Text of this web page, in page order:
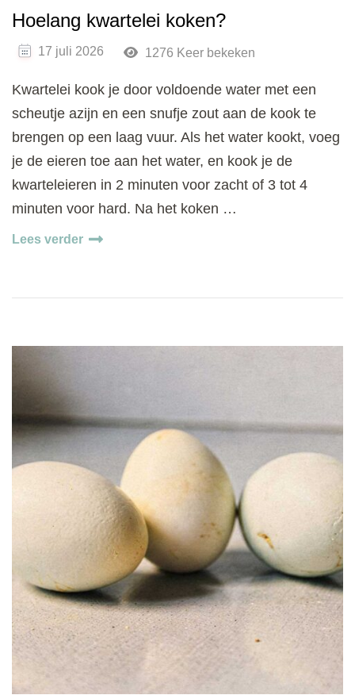
Hoelang kwartelei koken?
17 juli 2026 1276 Keer bekeken
Kwartelei kook je door voldoende water met een
scheutje azijn en een snufje zout aan de kook te
brengen op een laag vuur. Als het water kookt, voeg
je de eieren toe aan het water, en kook je de
kwarteleieren in 2 minuten voor zacht of 3 tot 4
minuten voor hard. Na het koken …
Lees verder